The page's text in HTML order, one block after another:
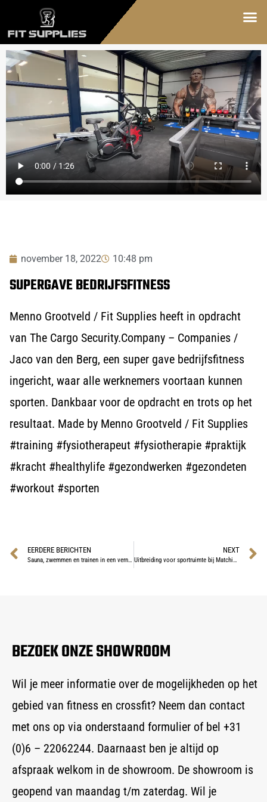
november 18, 2022 10:48 pm
SUPERGAVE BEDRIJFSFITNESS
Menno Grootveld / Fit Supplies heeft in opdracht
van The Cargo Security.Company – Companies /
Jaco van den Berg, een super gave bedrijfsfitness
ingericht, waar alle werknemers voortaan kunnen
sporten. Dankbaar voor de opdracht en trots op het
resultaat. Made by Menno Grootveld / Fit Supplies
#training #fysiotherapeut #fysiotherapie #praktijk
#kracht #healthylife #gezondwerken #gezondeten
#workout #sporten
EERDERE BERICHTEN
Sauna, zwemmen en trainen in een vernieuwde ruimte binnenshuis in Blaricum.
NEXT
Uitbreiding voor sportruimte bij Matching Pool BV
BEZOEK ONZE SHOWROOM
Wil je meer informatie over de mogelijkheden op het
gebied van fitness en crossfit? Neem dan contact
met ons op via onderstaand formulier of bel +31
(0)6 – 22062244. Daarnaast ben je altijd op
afspraak welkom in de showroom. De showroom is
geopend van maandag t/m zaterdag. Wil je